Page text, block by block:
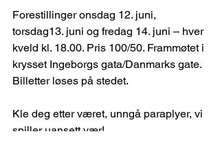
Forestillinger onsdag 12. juni,
torsdag13. juni og fredag 14. juni – hver
kveld kl. 18.00. Pris 100/50. Frammøtet i
krysset Ingeborgs gata/Danmarks gate.
Billetter løses på stedet.
Kle deg etter været, unngå paraplyer, vi
spiller uansett vær!